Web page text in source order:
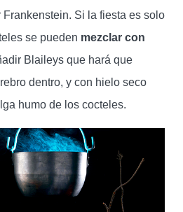
Si la fiesta es solo
se pueden mezclar con
Blaileys que hará que
dentro, y con hielo seco
humo de los cocteles.